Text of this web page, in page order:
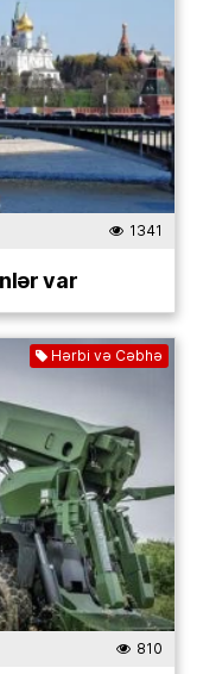
1341
var
Hərbi və Cəbhə
810